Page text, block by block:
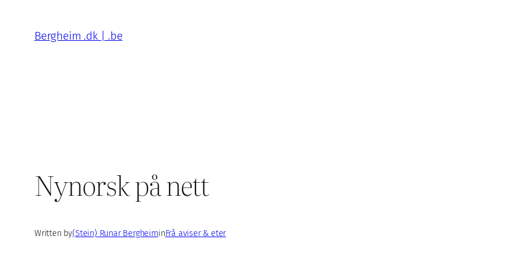
content
Bergheim .dk | .be
Nynorsk på nett
Written by(Stein) Runar BergheiminFrå aviser & eter